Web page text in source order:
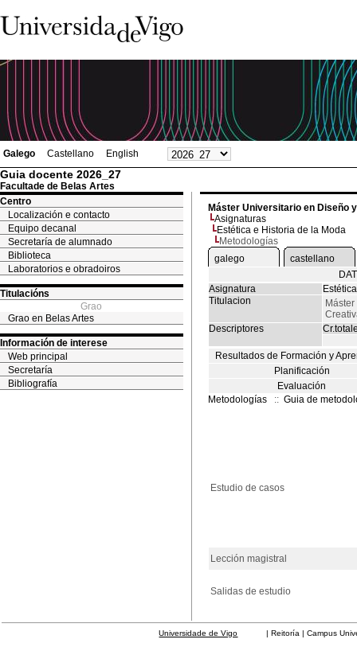
Galego Castellano English
Guia docente 2026_27
Facultade de Belas Artes
Centro
Localización e contacto
Equipo decanal
Secretaría de alumnado
Biblioteca
Laboratorios e obradoiros
Titulacións
Grao
Grao en Belas Artes
Información de interese
Web principal
Secretaría
Bibliografía
Máster Universitario en Diseño
Asignaturas
Estética e Historia de la Moda
Metodologías
galego
castellano
Asignatura
Titulacion
Descriptores
Resultados de Formación y
Planificación
Evaluación
Metodologías
:: Guia de
Estudio de casos
Lección magistral
Salidas de estudio
Universidade de Vigo | Reitoría | Campus